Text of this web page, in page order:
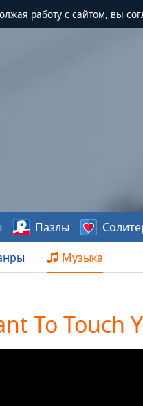
работу с сайтом, вы
Музыка
Пазлы
To Touch